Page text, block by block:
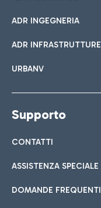
ADR INGEGNERIA
ADR INFRASTRUTTURE
URBANV
Supporto
CONTATTI
ASSISTENZA SPECIALE
DOMANDE FREQUENTI